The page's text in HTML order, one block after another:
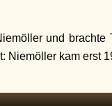
und
kam erst